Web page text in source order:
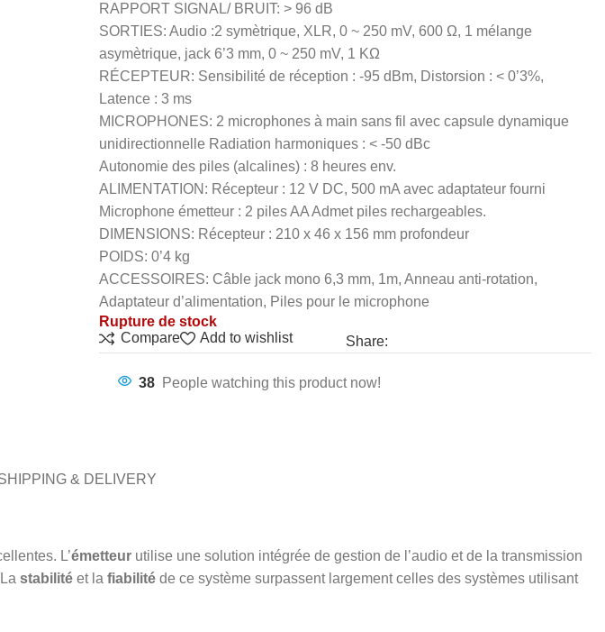
RAPPORT SIGNAL/ BRUIT: > 96 dB
SORTIES: Audio :2 symètrique, XLR, 0 ~ 250 mV, 600 Ω, 1 mélange
asymètrique, jack 6’3 mm, 0 ~ 250 mV, 1 KΩ
RÉCEPTEUR: Sensibilité de réception : -95 dBm, Distorsion : < 0’3%,
Latence : 3 ms
MICROPHONES: 2 microphones à main sans fil avec capsule dynamique
unidirectionnelle Radiation harmoniques : < -50 dBc
Autonomie des piles (alcalines) : 8 heures env.
ALIMENTATION: Récepteur : 12 V DC, 500 mA avec adaptateur fourni
Microphone émetteur : 2 piles AA Admet piles rechargeables.
DIMENSIONS: Récepteur : 210 x 46 x 156 mm profondeur
POIDS: 0’4 kg
ACCESSOIRES: Câble jack mono 6,3 mm, 1m, Anneau anti-rotation,
Adaptateur d’alimentation, Piles pour le microphone
Rupture de stock
Compare
Add to wishlist Share:
38 People watching this product now!
& DELIVERY
L’émetteur utilise une solution intégrée de gestion de l’audio et de la transmission
stabilité et la fiabilité de ce système surpassent largement celles des systèmes utilisant